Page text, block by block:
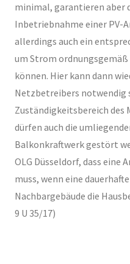
minimal, garantieren aber
Inbetriebnahme einer PV-
allerdings auch ein
um Strom
können. Hier kann dann
Netzbetreibers notwendig
Zuständigkeitsbereich des
dürfen auch die
Balkonkraftwerk gestört
OLG Düsseldorf, dass eine
muss, wenn eine
Nachbargebäude die
9 U 35/17)